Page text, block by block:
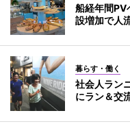
船経年間
設増加で人
暮らす・働く
社会人ラン
にラン＆交